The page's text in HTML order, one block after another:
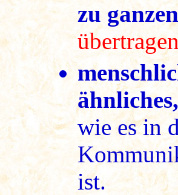
zu
wie es in
ist.